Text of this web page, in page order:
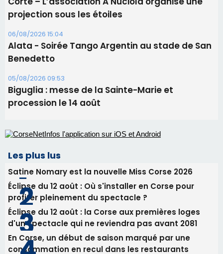
09/08/2026 11:04
Festa di l’Associi Curtinesi le 13 septembre
06/08/2026 15:57
Ucciani – Marché des producteurs à Cruculi le
11 août
06/08/2026 15:25
Corte – L’association A Nuciola organise une
projection sous les étoiles
Alata - Soirée Tango Argentin au stade de San
Benedetto
05/08/2026 09:53
Biguglia : messe de la Sainte-Marie et
procession le 14 août
Les plus lus